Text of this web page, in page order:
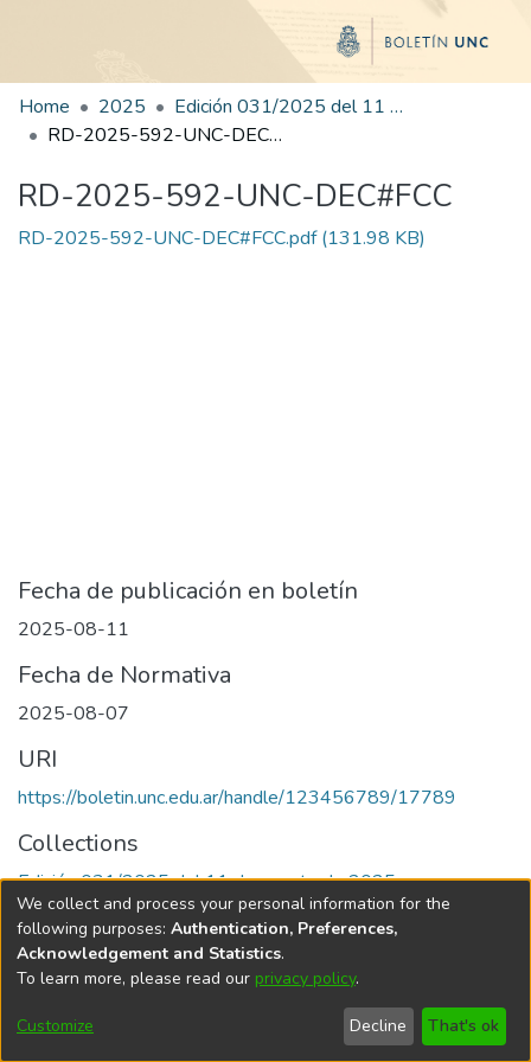
Home 2025
Edición 031/2025 del 11 de agosto de 2025
RD-2025-592-UNC-DEC#FCC
RD-2025-592-UNC-DEC#FCC
RD-2025-592-UNC-DEC#FCC.pdf(131.98 KB)
Fecha de publicación en boletín
2025-08-11
Fecha de Normativa
2025-08-07
URI
https://boletin.unc.edu.ar/handle/123456789/17789
Collections
Edición 031/2025 del 11 de agosto de 2025
Universidad Nacional de Córdoba
We collect and process your personal information for the
following purposes: Authentication, Preferences,
Acknowledgement and Statistics.
To learn more, please read our privacy policy.
Customize Decline That's ok